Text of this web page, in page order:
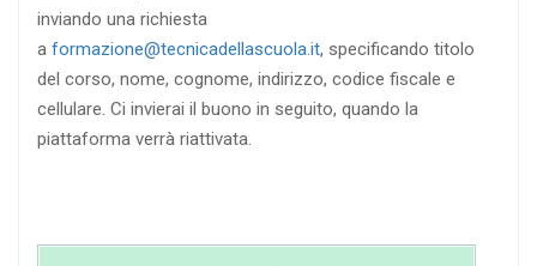
inviando una richiesta
a formazione@tecnicadellascuola.it, specificando titolo
del corso, nome, cognome, indirizzo, codice fiscale e
cellulare. Ci invierai il buono in seguito, quando la
piattaforma verrà riattivata.